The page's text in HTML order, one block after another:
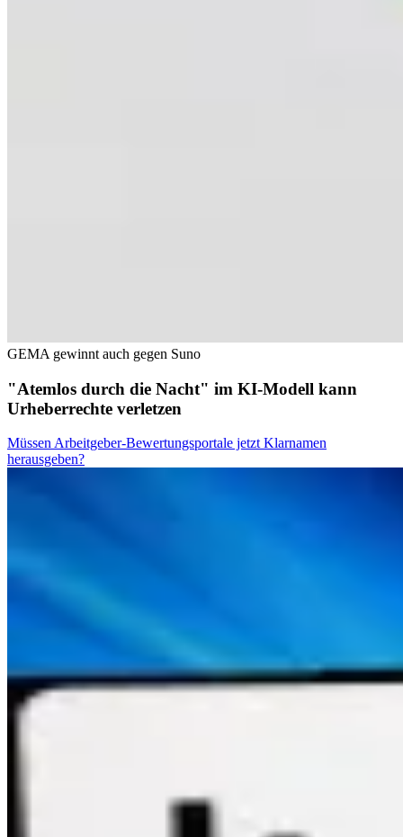
GEMA gewinnt auch gegen Suno
"Atemlos durch die Nacht" im KI-Modell kann
Urheberrechte verletzen
Müssen Arbeitgeber-Bewertungsportale jetzt Klarnamen
herausgeben?